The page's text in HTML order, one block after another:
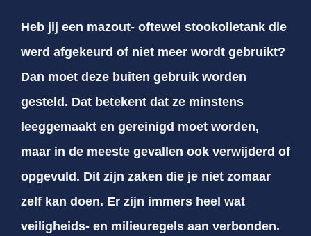
Heb jij een mazout- oftewel stookolietank die
werd afgekeurd of niet meer wordt gebruikt?
Dan moet deze buiten gebruik worden
gesteld. Dat betekent dat ze minstens
leeggemaakt en gereinigd moet worden,
maar in de meeste gevallen ook verwijderd of
opgevuld. Dit zijn zaken die je niet zomaar
zelf kan doen. Er zijn immers heel wat
veiligheids- en milieuregels aan verbonden.